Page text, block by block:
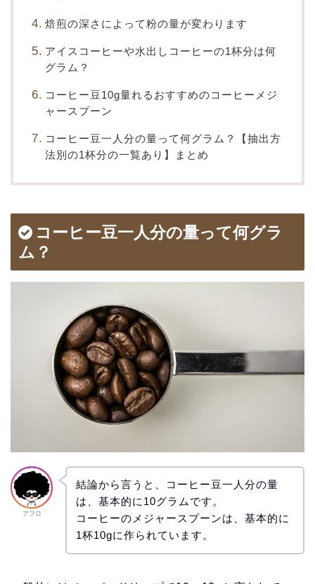
焙煎の深さによって粉の量が変わります
アイスコーヒーや水出しコーヒーの1杯分は何
グラム？
コーヒー豆10g量れるおすすめのコーヒーメジ
ャースプーン
コーヒー豆一人分の量って何グラム？【抽出方
法別の1杯分の一覧あり】まとめ
コーヒー豆一人分の量って何グラ
ム？
アフロ
結論から言うと、コーヒー豆一人分の量
は、基本的に10グラムです。
コーヒーのメジャースプーンは、基本的に
1杯10gに作られています。